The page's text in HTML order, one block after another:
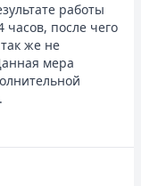
работы
часов, после чего
же не
мера